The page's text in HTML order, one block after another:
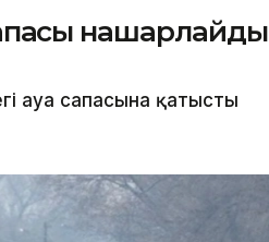
нашарлайды
ауа сапасына қатысты